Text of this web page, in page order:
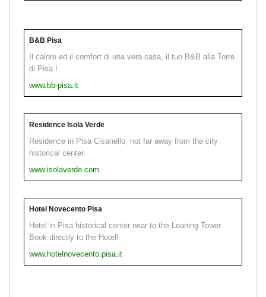
B&B Pisa
Il calore ed il comfort di una vera casa, il tuo B&B alla Torre
di Pisa !
www.bb-pisa.it
Residence Isola Verde
Residence in Pisa Cisanello, not far away from the city
historical center.
www.isolaverde.com
Hotel Novecento Pisa
Hotel in Pisa historical center near to the Leaning Tower.
Book directly to the Hotel!
www.hotelnovecento.pisa.it